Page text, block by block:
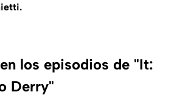
los episodios de "It:
Derry"